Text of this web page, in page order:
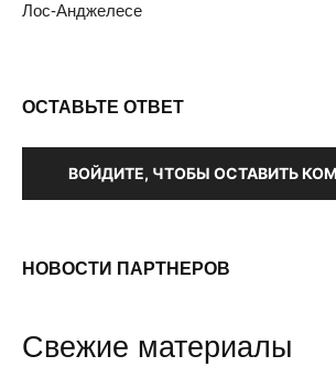
Лос-Анджелесе
ОСТАВЬТЕ ОТВЕТ
ВОЙДИТЕ, ЧТОБЫ ОСТАВИТЬ
НОВОСТИ ПАРТНЕРОВ
Свежие материалы